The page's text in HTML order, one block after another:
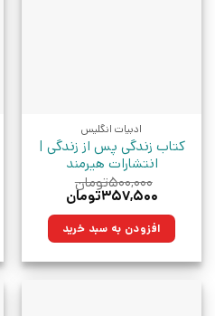
ادبیات انگلیس
کتاب زندگی پس از زندگی |
انتشارات هیرمند
۵۰۰,۰۰۰تومان
قیمت
۵۰۰,۰۰۰تومان
بود.
۳۵۷,۵۰۰تومان
۳۵۷,۵۰۰تومان.افزودن به سبد خرید